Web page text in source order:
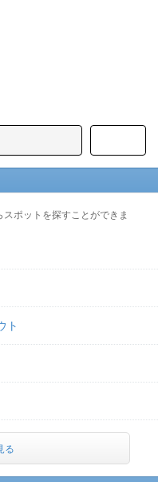
ポットを探すことができま
ト
る